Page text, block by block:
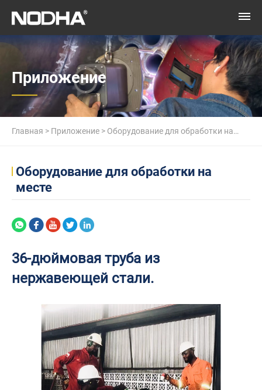
Приложение
Главная > Приложение > Оборудование для обработки на
Оборудование для обработки на
месте
36-дюймовая труба из
нержавеющей стали.